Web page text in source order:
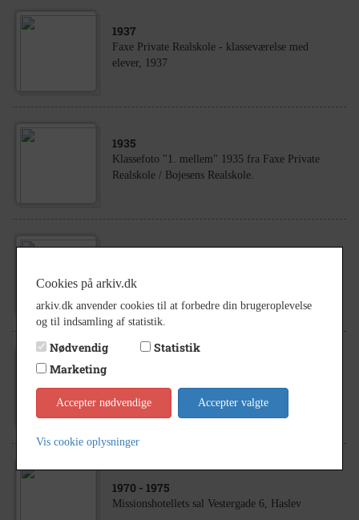
1937
Faxe Private Realskole - klasseværelse med
elever, 1937
1935
Klassefoto "1. mellem" 1935 fra Faxe Private
Realskole / Bojesens Realskole.
Bojesens Realskole.
ved amtsopvisningen i Faxe 23.3.1949
1970 - 1975
Missionshotellets sal Vestergade 6, Haslev
Cookies på arkiv.dk
arkiv.dk anvender cookies til at forbedre din brugeroplevelse
og til indsamling af statistik.
Nødvendig
Statistik
Marketing
Accepter nødvendige Accepter valgte
Vis cookie oplysninger